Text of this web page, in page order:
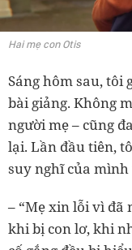
Hai mẹ con Otis
Sáng hôm sau, tôi
bài giảng. Không
người mẹ – cũng
lại. Lần đầu tiên,
suy nghĩ của mình
– “Mẹ xin lỗi vì đã
khi bị con lơ, khi